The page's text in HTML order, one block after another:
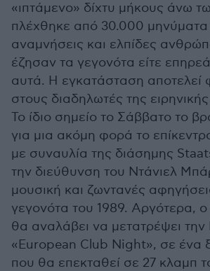
«ιπτάμενο» δίχτυ μήκους άνω
πλέχθηκε από 30.000 μηνύματα
αναμνήσεις και ελπίδες
έζησαν τα γεγονότα είτε
αυτά. Η εγκατάσταση αποτελεί
στους διαδηλωτές της
Το ίδιο σημείο το Σάββατο το
για μια ακόμη φορά το
με συναυλία της διάσημης
την διεύθυνση του Ντάνιελ
μουσική και ζωντανές
γεγονότα του 1989. Αργότερα,
θα αναλάβει να μετατρέψει
«European Club Night», σε ένα
που θα επεκταθεί σε 27 κλαμπ